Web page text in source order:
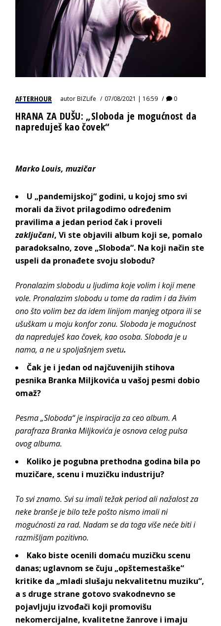
AFTERHOUR autorBIZLife 07/08/2021 | 16:59 0
HRANA ZA DUŠU: „Sloboda je mogućnost da
napreduješ kao čovek“
Marko Louis, muzičar
U „pandemijskoj“ godini, u kojoj smo svi
morali da život prilagodimo određenim
pravilima a jedan period čak i proveli
zaključani, Vi ste objavili album koji se, pomalo
paradoksalno, zove „Sloboda“. Na koji način ste
uspeli da pronađete svoju slobodu?
Pronalazim slobodu u ljudima koje volim i koji mene
vole. Pronalazim slobodu u tome da radim i da živim
ono što volim bez da idem linijom manjeg otpora ili se
ušuškam u moju konfor zonu. Sloboda je mogućnost
da napreduješ kao čovek, kao osoba. Sloboda je u
nama, a ne u spoljašnjem svetu.
Čak je i jedan od najčuvenijih stihova
pesnika Branka Miljkovića u vašoj pesmi dobio
omaž?
Pesma „Sloboda“ je inspiracija za ceo album. A
parafraza Branka Miljkovića je osnova celog pulsa
ovog albuma.
Koliko je pogubna prethodna godina bila po
muzičare, scenu i muzičku industriju?
To svi znamo. Svi su imali težak period ali nažalost za
neke branše je bilo teže pošto nismo imali ni
mogućnosti za rad. Nadam se da toga više neće biti i
razmišljam pozitivno.
Kako biste ocenili domaću muzičku scenu
danas; uglavnom se čuju „opštemestaške“
kritike da „mladi slušaju nekvalitetnu muziku“,
a s druge strane gotovo svakodnevno se
pojavljuju izvođači koji promovišu
nekomercijalne, kvalitetne žanrove i imaju